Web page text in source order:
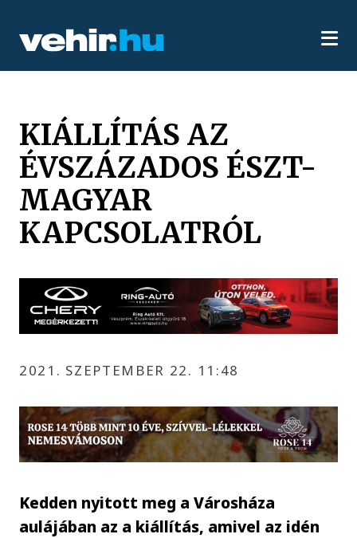
KIÁLLÍTÁS AZ
ÉVSZÁZADOS ÉSZT-
MAGYAR
KAPCSOLATRÓL
2021. SZEPTEMBER 22. 11:48
Kedden nyitott meg a Városháza
aulájában az a kiállítás, amivel az idén